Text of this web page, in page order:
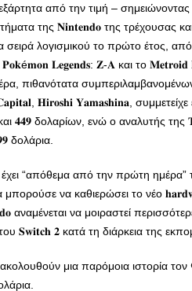
από την τιμή –
της 𝐍𝐢𝐧𝐭𝐞𝐧𝐝𝐨 της τρέχουσας
σειρά λογισμικού το πρώτο έτος,
𝐏𝐨𝐤é𝐦𝐨𝐧 𝐋𝐞𝐠𝐞𝐧𝐝𝐬: 𝐙-𝐀 και το
πιθανότατα
𝐇𝐢𝐫𝐨𝐬𝐡𝐢 𝐘𝐚𝐦𝐚𝐬𝐡𝐢𝐧𝐚,
𝟒𝟒𝟗 δολαρίων, ενώ ο αναλυτής της
δολάρια.
έχει “απόθεμα από την πρώτη
να καθιερώσει το νέο
αναμένεται να μοιραστεί
𝐒𝐰𝐢𝐭𝐜𝐡 𝟐 κατά τη διάρκεια της
μια παρόμοια ιστορία